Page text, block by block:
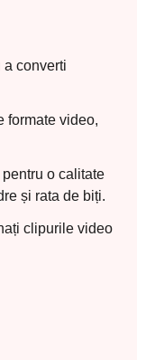
a converti
formate video,
o calitate
și rata de biți.
clipurile video